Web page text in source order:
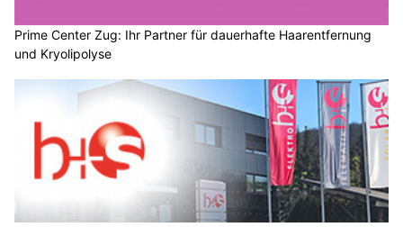
Prime Center Zug: Ihr Partner für dauerhafte Haarentfernung
und Kryolipolyse